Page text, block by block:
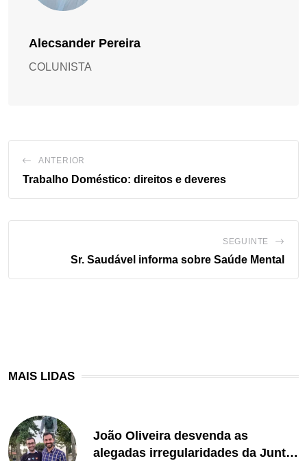
Alecsander Pereira
COLUNISTA
ANTERIOR
Trabalho Doméstico: direitos e deveres
SEGUINTE
Sr. Saudável informa sobre Saúde Mental
MAIS LIDAS
João Oliveira desvenda as
alegadas irregularidades da Junta